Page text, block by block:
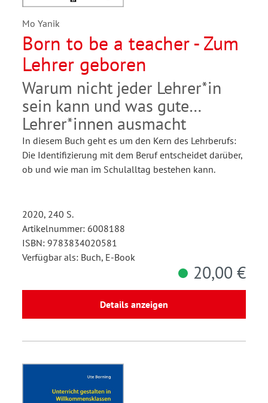
Mo Yanik
Born to be a teacher - Zum
Lehrer geboren
Warum nicht jeder Lehrer*in
sein kann und was gute
Lehrer*innen ausmacht
In diesem Buch geht es um den Kern des Lehrberufs:
Die Identifizierung mit dem Beruf entscheidet darüber,
ob und wie man im Schulalltag bestehen kann.
2020, 240 S.
Artikelnummer: 6008188
ISBN: 9783834020581
Verfügbar als: Buch, E-Book
20,00 €
Details anzeigen